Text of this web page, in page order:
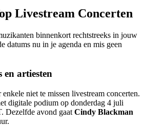
Livestream Concerten
binnenkort rechtstreeks in jouw
datums nu in je agenda en mis geen
artiesten
niet te missen livestream concerten.
digitale podium op donderdag 4 juli
Dezelfde avond gaat Cindy Blackman